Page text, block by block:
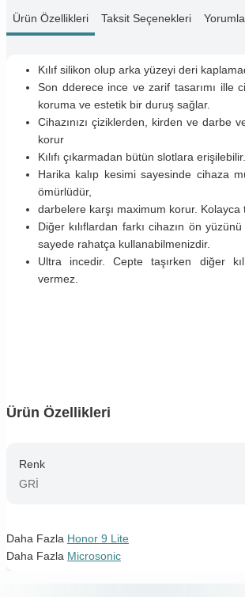
Ürün Özellikleri Taksit Seçenekleri
Kılıf silikon olup arka yüzeyi deri
Son dderece ince ve zarif tasarımı ille
koruma ve estetik bir duruş sağlar.
Cihazınızı çiziklerden, kirden ve darbe
korur
Kılıfı çıkarmadan bütün slotlara erişilebilir.
Harika kalıp kesimi sayesinde cihaza
ömürlüdür,
darbelere karşı maximum korur. Kolayca
Diğer kılıflardan farkı cihazın ön
sayede rahatça kullanabilmenizdir.
Ultra incedir. Cepte taşırken diğer
vermez.
Ürün Özellikleri
Renk
GRİ
Daha Fazla Honor 9 Lite
Daha Fazla Microsonic